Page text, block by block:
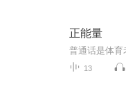
正能量
普通话是体育
13